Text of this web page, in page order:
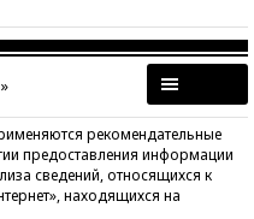
рекомендательные
предоставления информации
сведений, относящихся к
находящихся на